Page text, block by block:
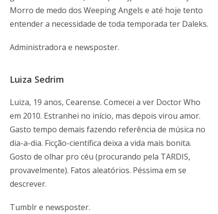
Morro de medo dos Weeping Angels e até hoje tento
entender a necessidade de toda temporada ter Daleks.
Administradora e newsposter.
Luiza Sedrim
Luiza, 19 anos, Cearense. Comecei a ver Doctor Who
em 2010. Estranhei no início, mas depois virou amor.
Gasto tempo demais fazendo referência de música no
dia-a-dia. Ficção-científica deixa a vida mais bonita.
Gosto de olhar pro céu (procurando pela TARDIS,
provavelmente). Fatos aleatórios. Péssima em se
descrever.
Tumblr e newsposter.